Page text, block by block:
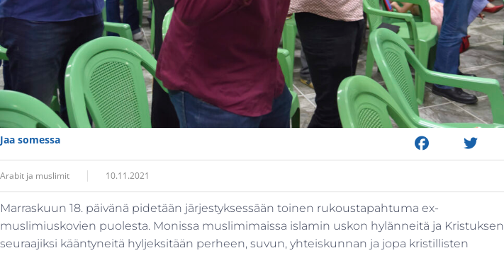
Jaa somessa
Arabit ja muslimit 10.11.2021
Marraskuun 18. päivänä pidetään järjestyksessään toinen rukoustapahtuma ex-
muslimiuskovien puolesta. Monissa muslimimaissa islamin uskon hylänneitä ja Kristuksen
seuraajiksi kääntyneitä hyljeksitään perheen, suvun, yhteiskunnan ja jopa kristillisten